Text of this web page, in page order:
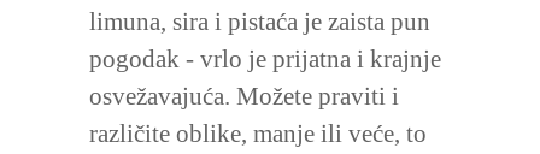
limuna, sira i pistaća je zaista pun
pogodak - vrlo je prijatna i krajnje
osvežavajuća. Možete praviti i
različite oblike, manje ili veće, to